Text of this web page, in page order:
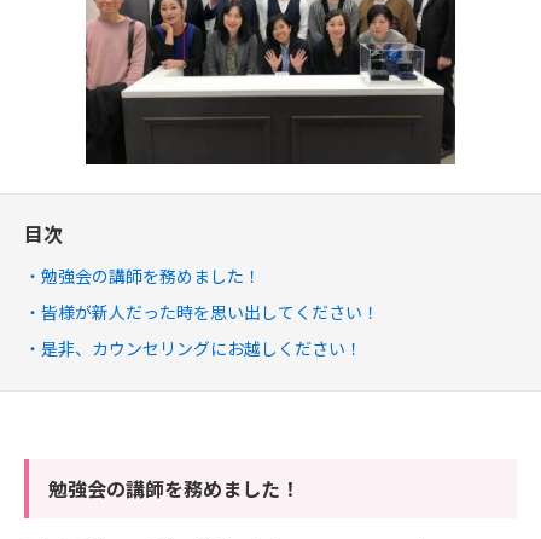
目次
勉強会の講師を務めました！
皆様が新人だった時を思い出してください！
是非、カウンセリングにお越しください！
勉強会の講師を務めました！